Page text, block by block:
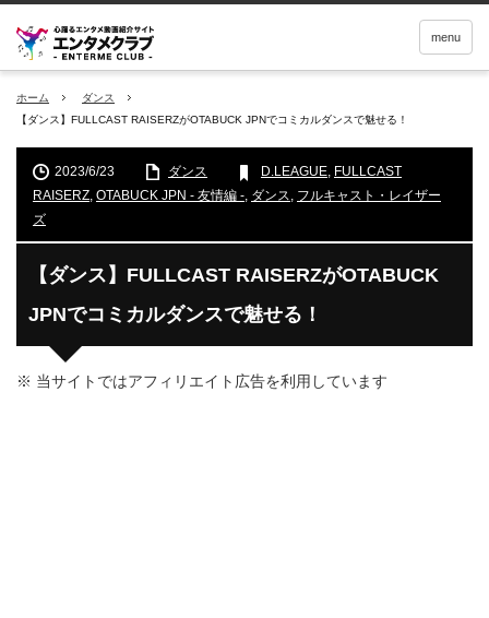
menu
ホーム
ダンス
【ダンス】FULLCAST RAISERZがOTABUCK JPNでコミカルダンスで魅せる！
2023/6/23 ダンス D.LEAGUE, FULLCAST
RAISERZ, OTABUCK JPN - 友情編 -, ダンス, フルキャスト・レイザー
ズ
【ダンス】FULLCAST RAISERZがOTABUCK
JPNでコミカルダンスで魅せる！
※ 当サイトではアフィリエイト広告を利用しています